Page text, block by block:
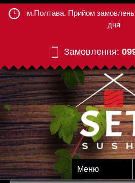
м.Полтава. Прийом замовлень
дня
Замовлення:
Меню